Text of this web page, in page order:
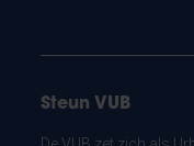
Steun VUB